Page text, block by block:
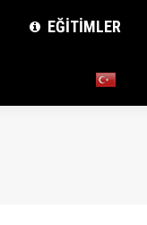
EĞİTİMLER
EĞİTİMLER